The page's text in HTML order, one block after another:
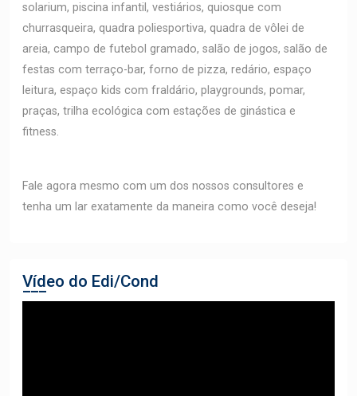
solarium, piscina infantil, vestiários, quiosque com
churrasqueira, quadra poliesportiva, quadra de vôlei de
areia, campo de futebol gramado, salão de jogos, salão de
festas com terraço-bar, forno de pizza, redário, espaço
leitura, espaço kids com fraldário, playgrounds, pomar,
praças, trilha ecológica com estações de ginástica e
fitness.
Fale agora mesmo com um dos nossos consultores e
tenha um lar exatamente da maneira como você deseja!
Vídeo do Edi/Cond